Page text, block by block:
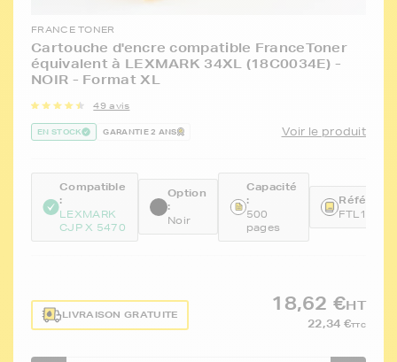
FRANCE TONER
Cartouche d'encre compatible FranceToner
équivalent à LEXMARK 34XL (18C0034E) -
NOIR - Format XL
49 avis
EN STOCK GARANTIE 2 ANS Voir le produit
Compatible
:
LEXMARK
CJP X 5470
Option
:
Noir
Capacité
:
500
pages
LIVRAISON GRATUITE
18,62 €HT
22,34 €TTC